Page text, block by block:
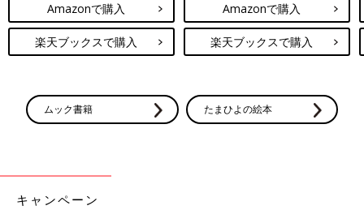
Amazonで購入
楽天ブックスで購入
Amazonで購入
楽天ブックスで購入
ムック書籍 たまひよの絵本
キャンペーン